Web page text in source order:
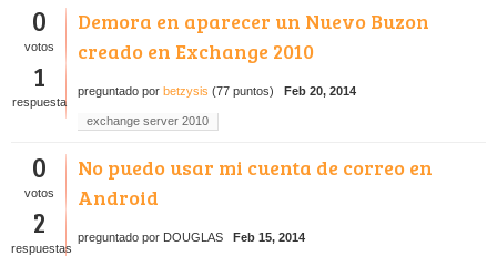
0
votos
1
respuesta
Demora en aparecer un Nuevo Buzon
creado en Exchange 2010
preguntado por betzysis (77 puntos) Feb 20, 2014
exchange server 2010
0
votos
2
respuestas
No puedo usar mi cuenta de correo en
Android
preguntado por DOUGLAS Feb 15, 2014